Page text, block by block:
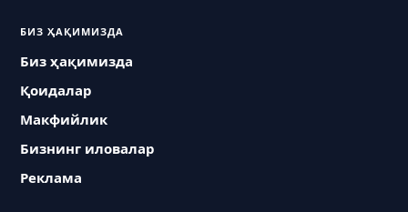
БИЗ ҲАҚИМИЗДА
Биз ҳақимизда
Қоидалар
Макфийлик
Бизнинг иловалар
Реклама